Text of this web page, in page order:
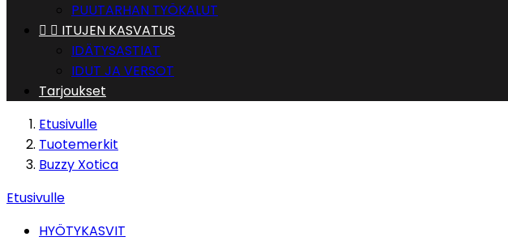
PUUTARHAN TYÖKALUT
  ITUJEN KASVATUS
IDÄTYSASTIAT
IDUT JA VERSOT
Tarjoukset
Etusivulle
Tuotemerkit
Buzzy Xotica
Etusivulle
HYÖTYKASVIT